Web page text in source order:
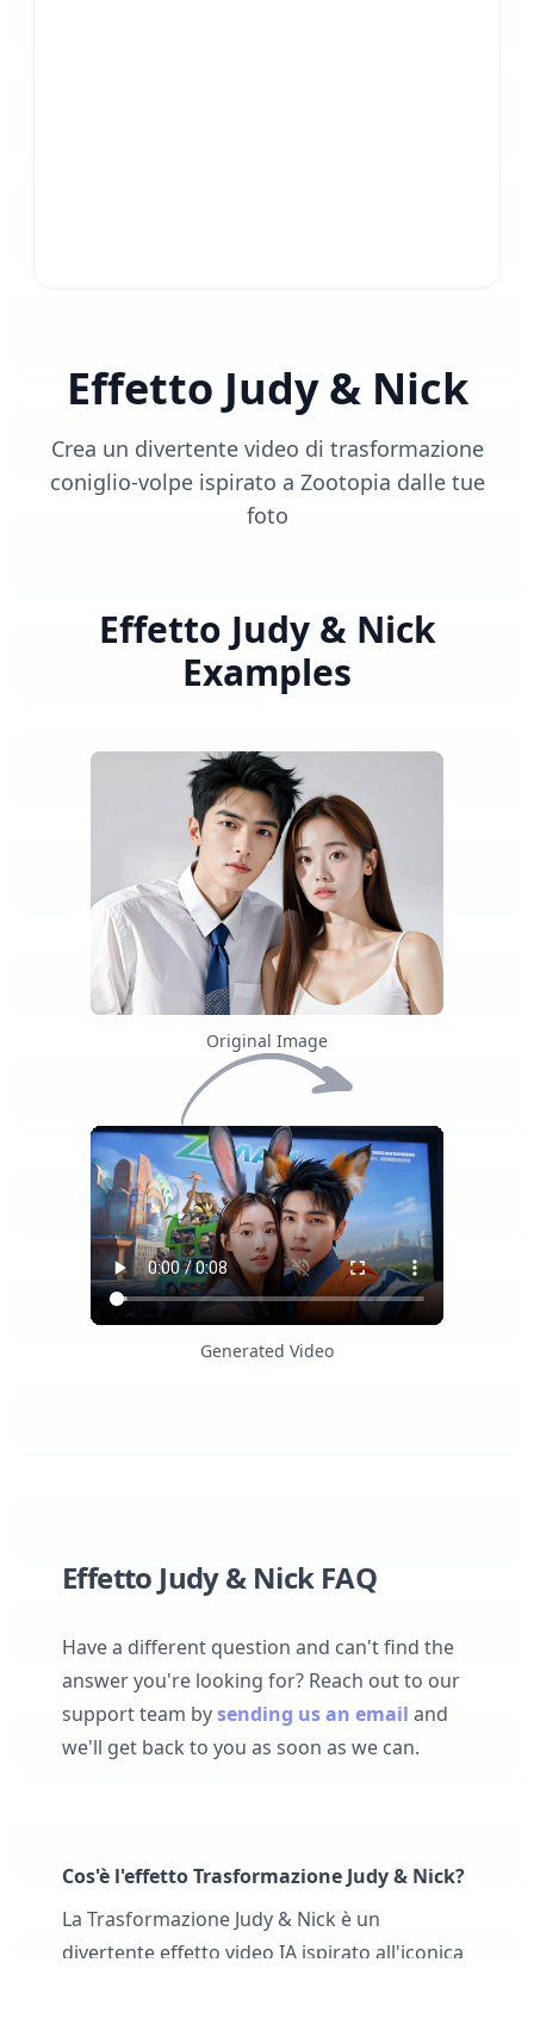
Effetto Judy & Nick
Crea un divertente video di trasformazione
coniglio-volpe ispirato a Zootopia dalle tue
foto
Effetto Judy & Nick
Examples
Original Image
Generated Video
Effetto Judy & Nick FAQ
Have a different question and can't find the
answer you're looking for? Reach out to our
support team bysending us an email and
we'll get back to you as soon as we can.
Cos'è l'effetto Trasformazione Judy & Nick?
La Trasformazione Judy & Nick è un
divertente effetto video IA ispirato all'iconica